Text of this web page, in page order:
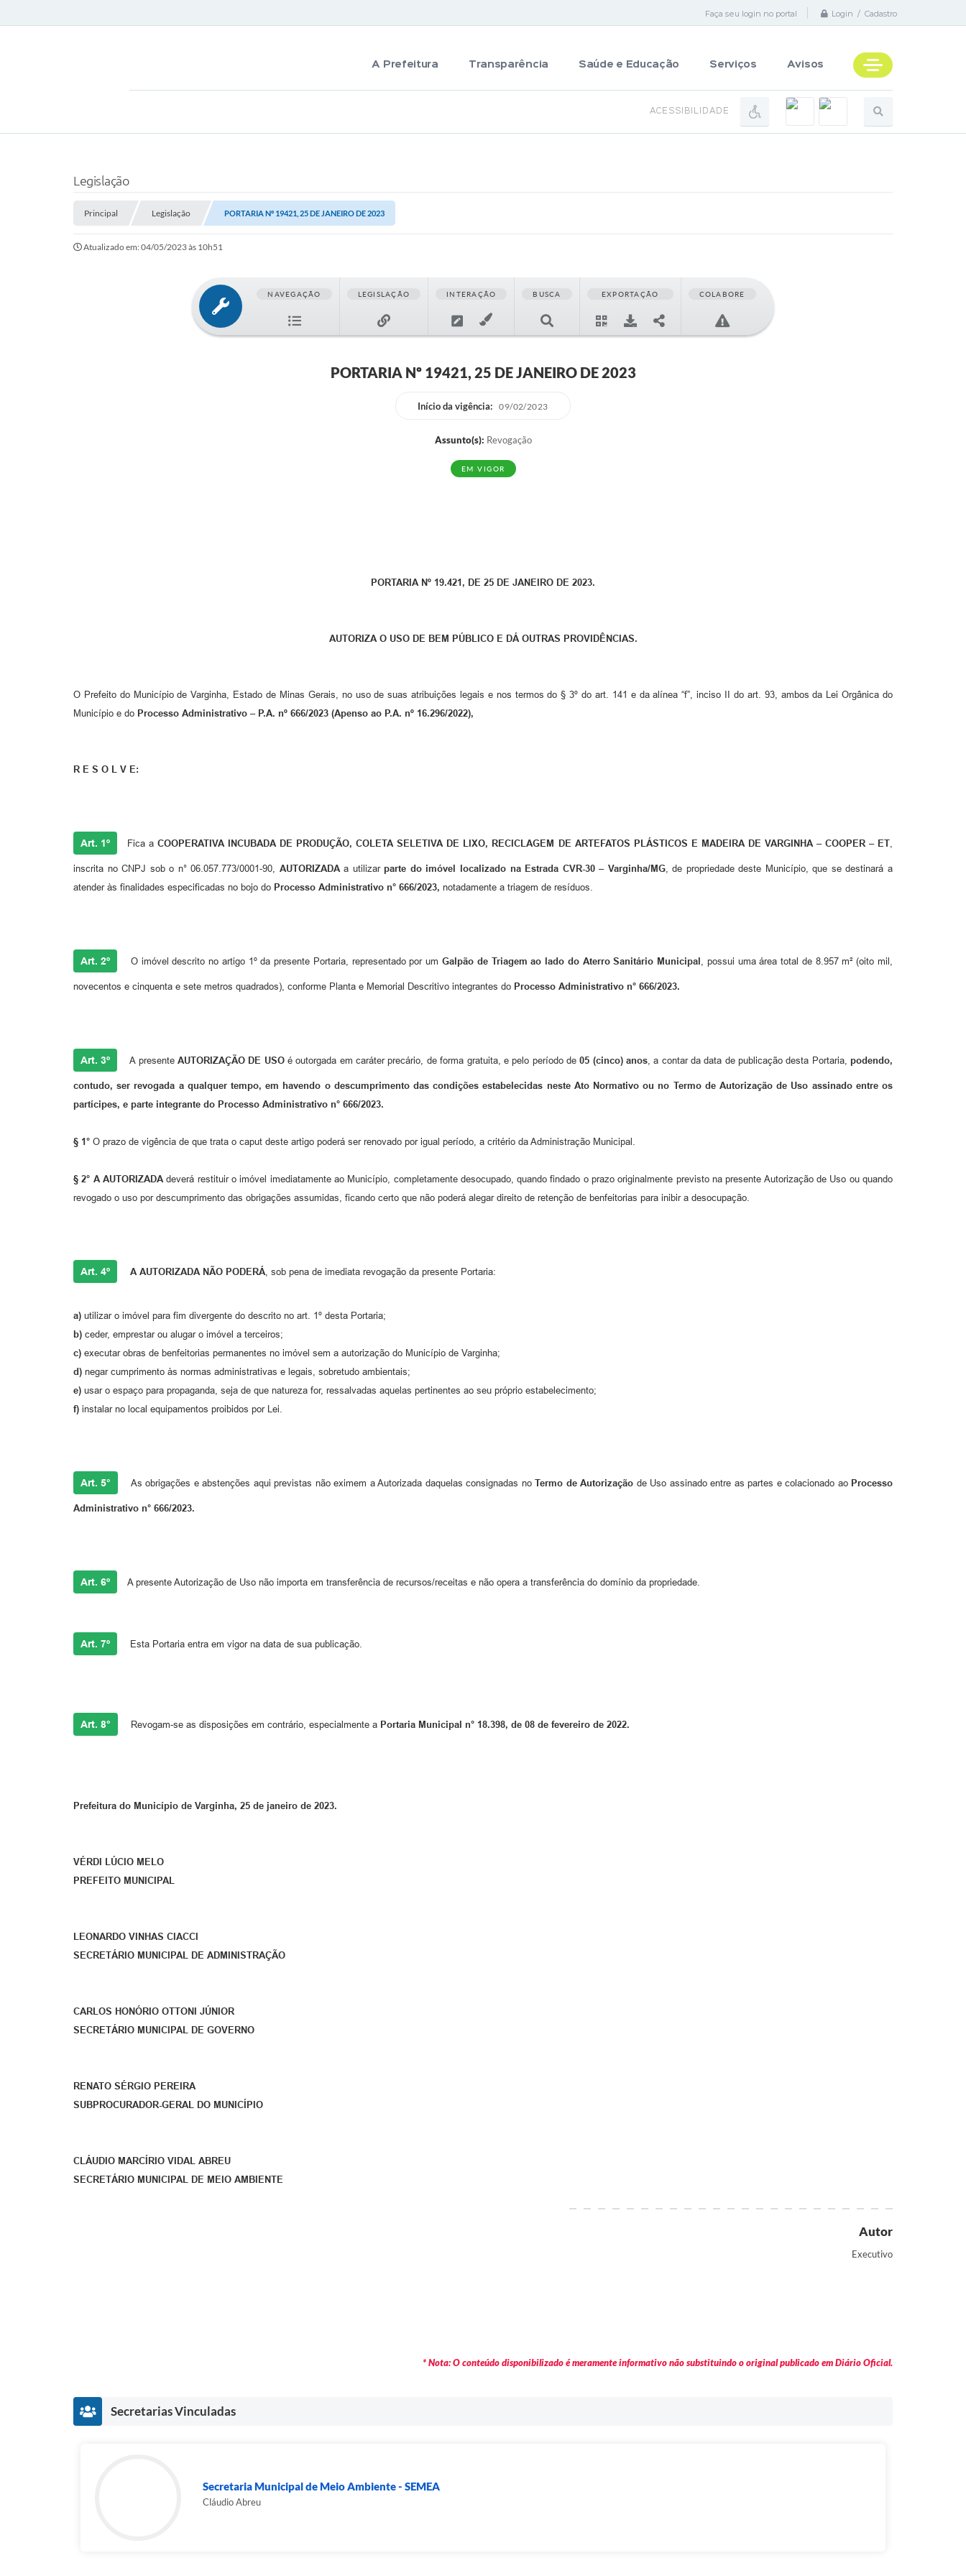
Faça seu login no portal Login / Cadastro
A Prefeitura Transparência Saúde e Educação Serviços Avisos
ACESSIBILIDADE
Legislação
Principal Legislação PORTARIA Nº 19421, 25 DE JANEIRO DE 2023
Atualizado em: 04/05/2023 às 10h51
NAVEGAÇÃO LEGISLAÇÃO INTERAÇÃO BUSCA EXPORTAÇÃO COLABORE
PORTARIA Nº 19421, 25 DE JANEIRO DE 2023
Início da vigência: 09/02/2023
Assunto(s): Revogação
EM VIGOR
PORTARIA Nº 19.421, DE 25 DE JANEIRO DE 2023.
AUTORIZA O USO DE BEM PÚBLICO E DÁ OUTRAS PROVIDÊNCIAS.
O Prefeito do Município de Varginha, Estado de Minas Gerais, no uso de suas atribuições legais e nos termos do § 3º do art. 141 e da alínea “f”, inciso II do art. 93, ambos da Lei Orgânica do
Município e do Processo Administrativo – P.A. nº 666/2023 (Apenso ao P.A. nº 16.296/2022),
R E S O L V E:
Art. 1º Fica aCOOPERATIVA INCUBADA DE PRODUÇÃO, COLETA SELETIVA DE LIXO, RECICLAGEM DE ARTEFATOS PLÁSTICOS E MADEIRA DE VARGINHA – COOPER – ET,
inscrita no CNPJ sob o n° 06.057.773/0001-90, AUTORIZADAa utilizarparte do imóvel localizado na Estrada CVR-30 – Varginha/MG, de propriedade deste Município, que se destinará a
atender às finalidades especificadas no bojo do Processo Administrativo n° 666/2023, notadamente a triagem de resíduos.
Art. 2º O imóvel descrito no artigo 1º da presente Portaria, representado por um Galpão de Triagem ao lado do Aterro Sanitário Municipal , possui uma área total de 8.957 m² (oito mil,
novecentos e cinquenta e sete metros quadrados), conforme Planta e Memorial Descritivo integrantes do Processo Administrativo n° 666/2023.
Art. 3º A presenteAUTORIZAÇÃO DE USOé outorgada em caráter precário, de forma gratuita, e pelo período de05 (cinco) anos, a contar da data de publicação desta Portaria,podendo,
contudo, ser revogada a qualquer tempo, em havendo o descumprimento das condições estabelecidas neste Ato Normativo ou no Termo de Autorização de Uso assinado entre os
partícipes, e parte integrante do Processo Administrativo n° 666/2023.
§ 1° O prazo de vigência de que trata o caput deste artigo poderá ser renovado por igual período, a critério da Administração Municipal.
§ 2° A AUTORIZADAdeverá restituir o imóvel imediatamente ao Município, completamente desocupado, quando findado o prazo originalmente previsto na presente Autorização de Uso ou quando
revogado o uso por descumprimento das obrigações assumidas, ficando certo que não poderá alegar direito de retenção de benfeitorias para inibir a desocupação.
Art. 4º A AUTORIZADA NÃO PODERÁ, sob pena de imediata revogação da presente Portaria:
a) utilizar o imóvel para fim divergente do descrito no art. 1º desta Portaria;
b) ceder, emprestar ou alugar o imóvel a terceiros;
c) executar obras de benfeitorias permanentes no imóvel sem a autorização do Município de Varginha;
d) negar cumprimento às normas administrativas e legais, sobretudo ambientais;
e) usar o espaço para propaganda, seja de que natureza for, ressalvadas aquelas pertinentes ao seu próprio estabelecimento;
f) instalar no local equipamentos proibidos por Lei.
Art. 5° As obrigações e abstenções aqui previstas não eximem a Autorizada daquelas consignadas no Termo de Autorização de Uso assinado entre as partes e colacionado ao Processo
Administrativo n° 666/2023.
Art. 6º A presente Autorização de Uso não importa em transferência de recursos/receitas e não opera a transferência do domínio da propriedade.
Art. 7º Esta Portaria entra em vigor na data de sua publicação.
Art. 8° Revogam-se as disposições em contrário, especialmente a Portaria Municipal n° 18.398, de 08 de fevereiro de 2022.
Prefeitura do Município de Varginha, 25 de janeiro de 2023.
VÉRDI LÚCIO MELO
PREFEITO MUNICIPAL
LEONARDO VINHAS CIACCI
SECRETÁRIO MUNICIPAL DE ADMINISTRAÇÃO
CARLOS HONÓRIO OTTONI JÚNIOR
SECRETÁRIO MUNICIPAL DE GOVERNO
RENATO SÉRGIO PEREIRA
SUBPROCURADOR-GERAL DO MUNICÍPIO
CLÁUDIO MARCÍRIO VIDAL ABREU
SECRETÁRIO MUNICIPAL DE MEIO AMBIENTE
Autor
Executivo
* Nota: O conteúdo disponibilizado é meramente informativo não substituindo o original publicado em Diário Oficial.
Secretarias Vinculadas
Secretaria Municipal de Meio Ambiente - SEMEA
Cláudio Abreu